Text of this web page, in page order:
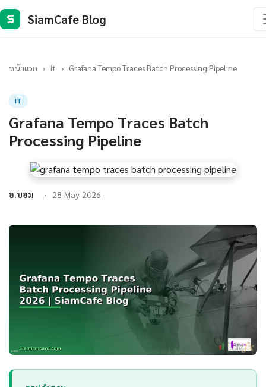
S SiamCafe Blog
หน้าแรก › it › Grafana Tempo Traces Batch Processing Pipeline
IT
Grafana Tempo Traces Batch
Processing Pipeline
อ.บอม 28 May 2026